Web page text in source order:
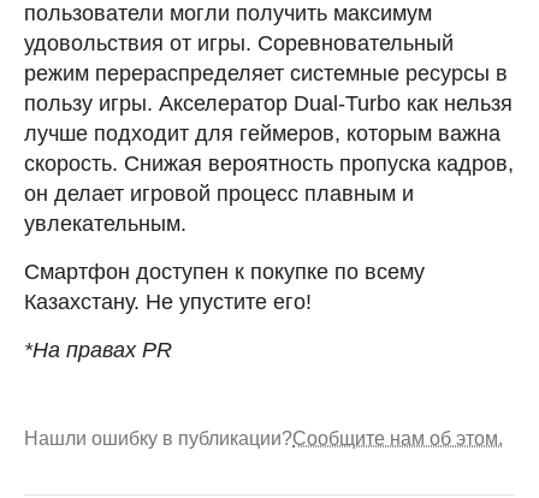
пользователи могли получить максимум
удовольствия от игры. Соревновательный
режим перераспределяет системные ресурсы в
пользу игры. Акселератор Dual-Turbo как нельзя
лучше подходит для геймеров, которым важна
скорость. Снижая вероятность пропуска кадров,
он делает игровой процесс плавным и
увлекательным.
Смартфон доступен к покупке по всему
Казахстану. Не упустите его!
*На правах PR
Нашли ошибку в публикации?Сообщите нам об этом.